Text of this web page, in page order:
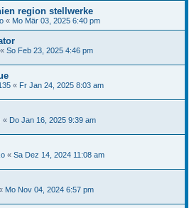
region stellwerke
« Mo Mär 03, 2025 6:40 pm
« So Feb 23, 2025 4:46 pm
« Fr Jan 24, 2025 8:03 am
« Do Jan 16, 2025 9:39 am
« Sa Dez 14, 2024 11:08 am
Mo Nov 04, 2024 6:57 pm